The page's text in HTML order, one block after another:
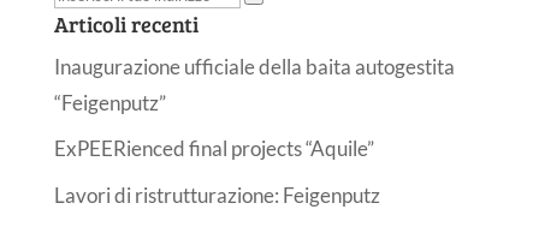
Articoli recenti
Inaugurazione ufficiale della baita autogestita
“Feigenputz”
ExPEERienced final projects “Aquile”
Lavori di ristrutturazione: Feigenputz